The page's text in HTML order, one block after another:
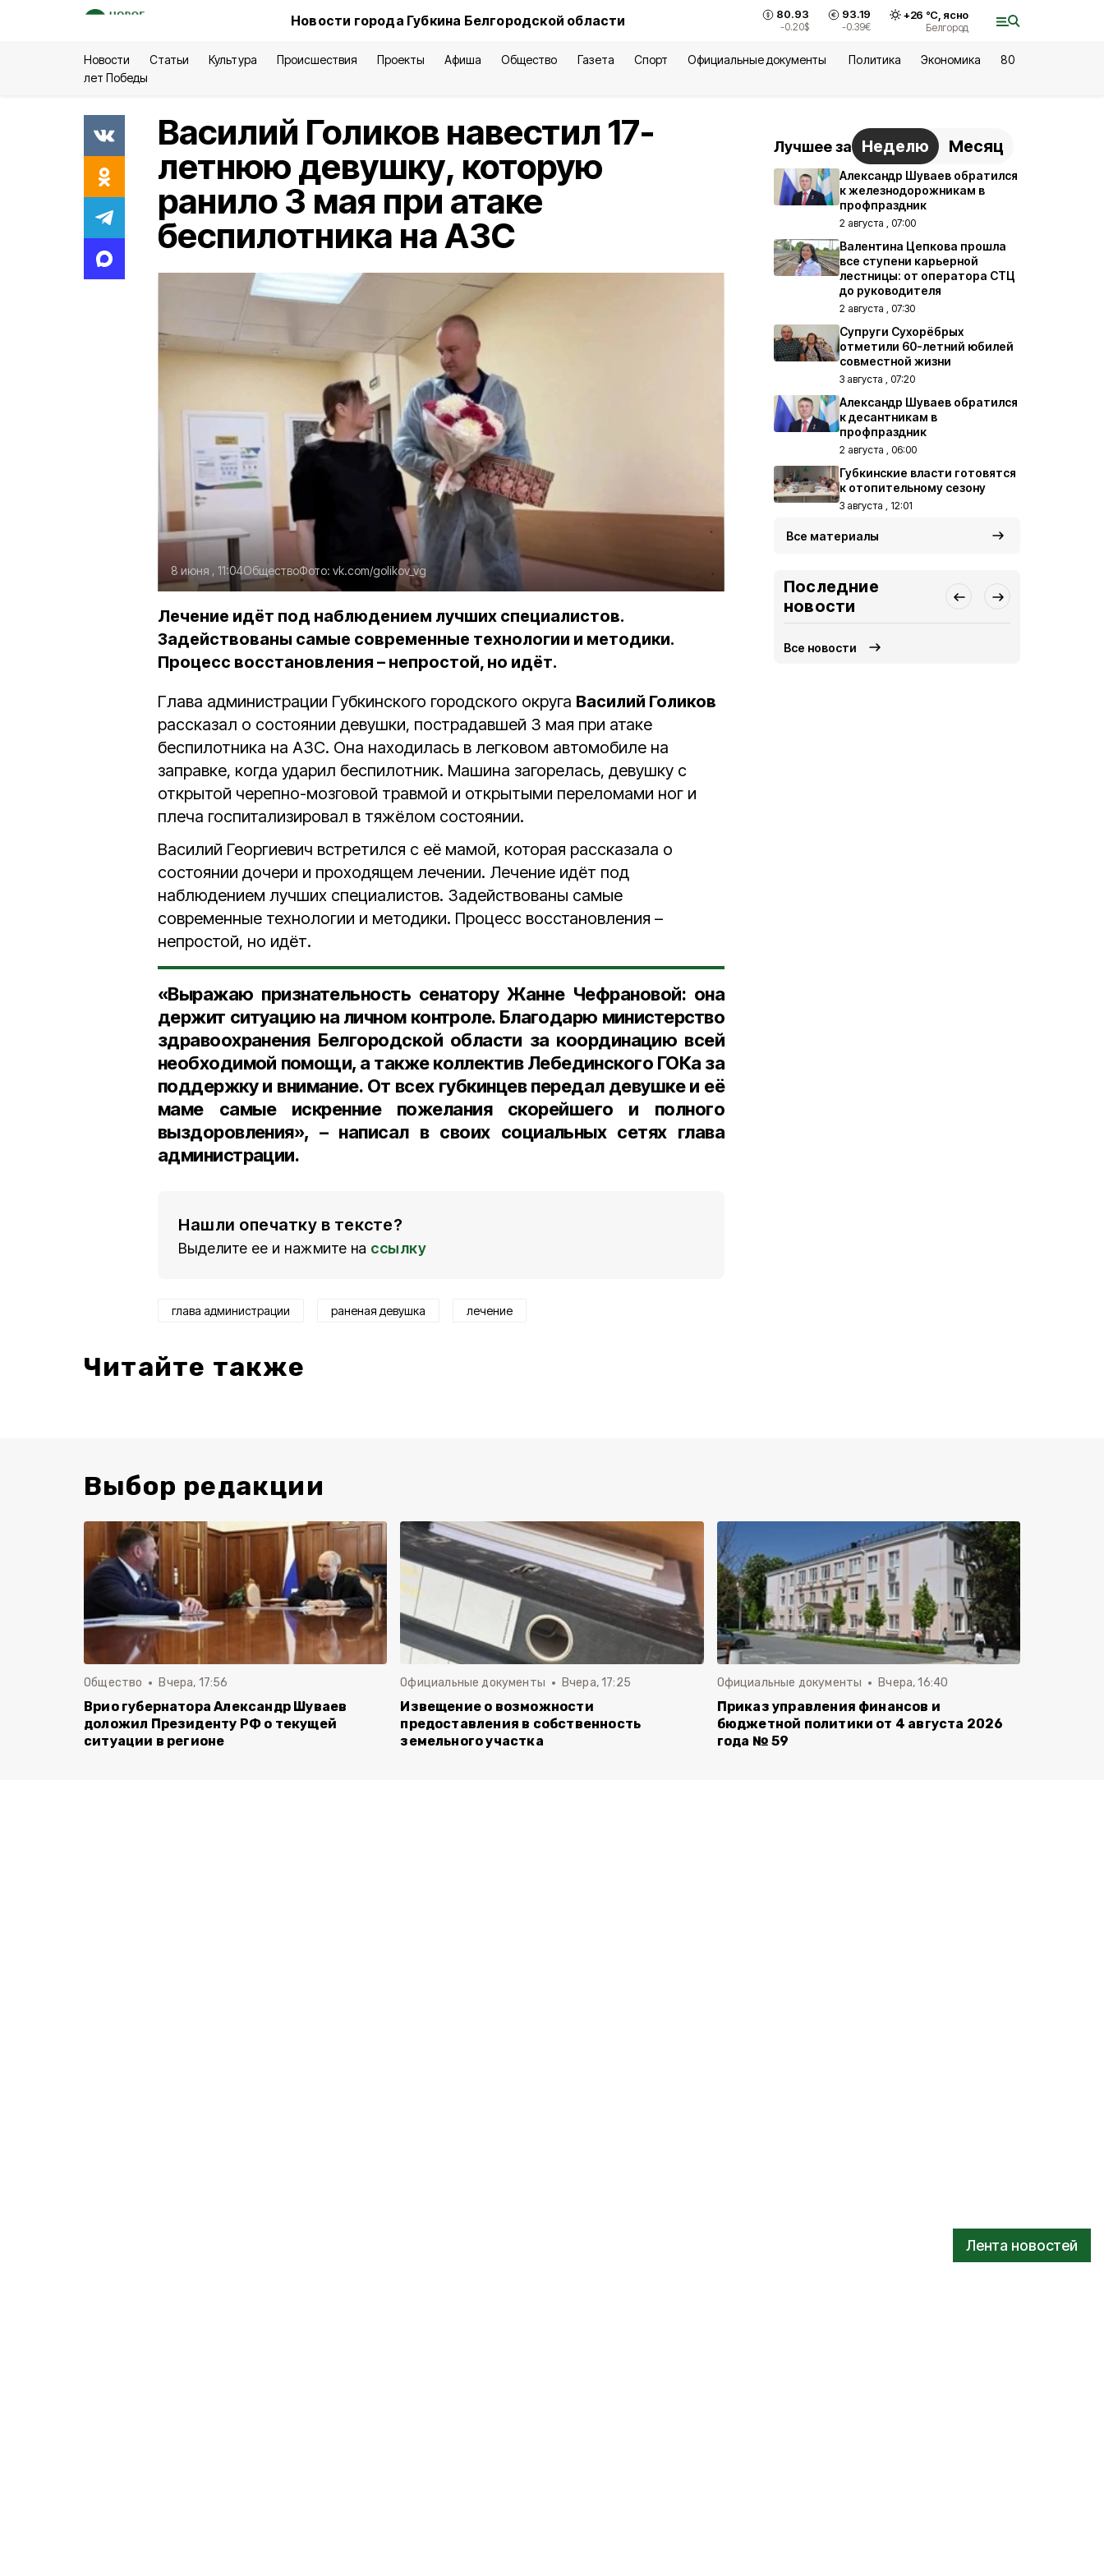
Новости города Губкина Белгородской области 80.93
-0.20$
93.19
-0.39€
+26 °С, ясно
Белгород
Новости Статьи Культура Происшествия Проекты Афиша Общество Газета Спорт Официальные документы Политика Экономика
80
лет Победы
Лента новостей
Василий Голиков навестил 17-
летнюю девушку, которую
ранило 3 мая при атаке
беспилотника на АЗС
8 июня , 11:04ОбществоФото: vk.com/golikov_vg
Лечение идёт под наблюдением лучших специалистов.
Задействованы самые современные технологии и методики.
Процесс восстановления – непростой, но идёт.
Глава администрации Губкинского городского округа Василий Голиков
рассказал о состоянии девушки, пострадавшей 3 мая при атаке
беспилотника на АЗС. Она находилась в легковом автомобиле на
заправке, когда ударил беспилотник. Машина загорелась, девушку с
открытой черепно-мозговой травмой и открытыми переломами ног и
плеча госпитализировал в тяжёлом состоянии.
Василий Георгиевич встретился с её мамой, которая рассказала о
состоянии дочери и проходящем лечении. Лечение идёт под
наблюдением лучших специалистов. Задействованы самые
современные технологии и методики. Процесс восстановления –
непростой, но идёт.
«Выражаю признательность сенатору Жанне Чефрановой: она
держит ситуацию на личном контроле. Благодарю министерство
здравоохранения Белгородской области за координацию всей
необходимой помощи, а также коллектив Лебединского ГОКа за
поддержку и внимание. От всех губкинцев передал девушке и её
маме самые искренние пожелания скорейшего и полного
выздоровления», – написал в своих социальных сетях глава
администрации.
Нашли опечатку в тексте?
Выделите ее и нажмите на ссылку
глава администрации раненая девушка лечение
Читайте также
Лучшее за Неделю Месяц
Александр Шуваев обратился
к железнодорожникам в
профпраздник
2 августа , 07:00
Валентина Цепкова прошла
все ступени карьерной
лестницы: от оператора СТЦ
до руководителя
2 августа , 07:30
Супруги Сухорёбрых
отметили 60-летний юбилей
совместной жизни
3 августа , 07:20
Александр Шуваев обратился
к десантникам в
профпраздник
2 августа , 06:00
Губкинские власти готовятся
к отопительному сезону
3 августа , 12:01
Все материалы
Последние
новости
Все новости
Выбор редакции
Общество Вчера, 17:56
Врио губернатора Александр Шуваев
доложил Президенту РФ о текущей
ситуации в регионе
Официальные документы Вчера, 17:25
Извещение о возможности
предоставления в собственность
земельного участка
Официальные документы Вчера, 16:40
Приказ управления финансов и
бюджетной политики от 4 августа 2026
года № 59